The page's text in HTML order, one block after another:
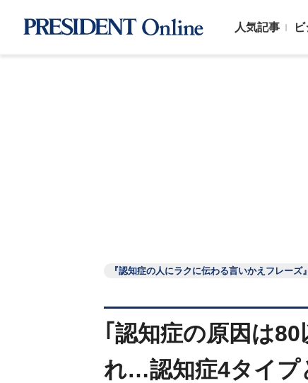
人気記事
『認知症の人にラクに伝わる言いかえフレーズ』
｢認知症の原因は
れ…認知症4タイプ